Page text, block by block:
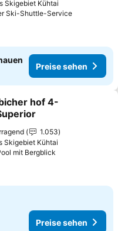
Skigebiet Kühtai
Ski-Shuttle-Service
Preise sehen
hinzufügen
hof 4-
1.053
Skigebiet Kühtai
mit Bergblick
Preise sehen